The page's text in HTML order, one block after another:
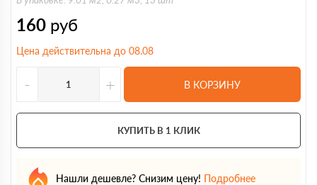
160 руб
Цена действительна до 08.08
- + В КОРЗИНУ
КУПИТЬ В 1 КЛИК
Нашли дешевле? Снизим цену! Подробнее